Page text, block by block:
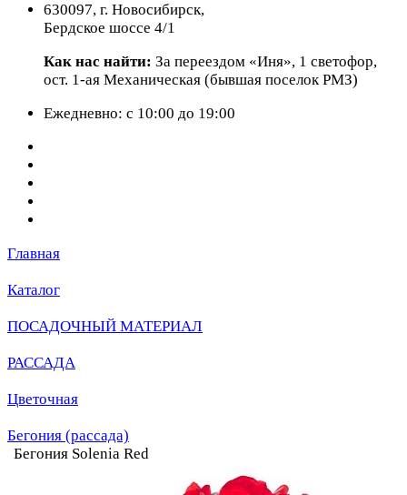
630097, г. Новосибирск,
Бердское шоссе 4/1
Как нас найти: За переездом «Иня», 1 светофор,
ост. 1-ая Механическая (бывшая поселок РМЗ)
Ежедневно: с 10:00 до 19:00
Главная
Каталог
ПОСАДОЧНЫЙ МАТЕРИАЛ
РАССАДА
Цветочная
Бегония (рассада)
Бегония Solenia Red